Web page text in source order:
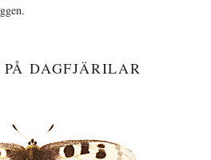
DAGFJÄRILAR